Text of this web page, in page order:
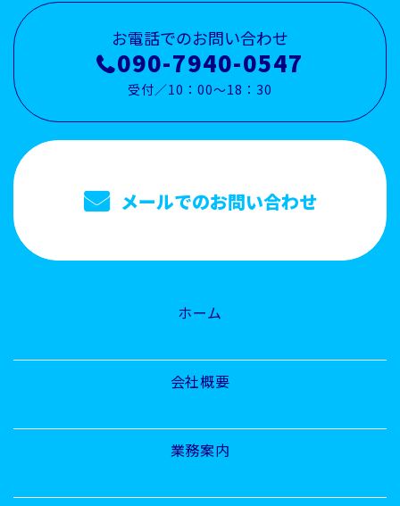
お電話でのお問い合わせ
090-7940-0547
受付／10：00～18：30
メールでのお問い合わせ
ホーム
会社概要
業務案内